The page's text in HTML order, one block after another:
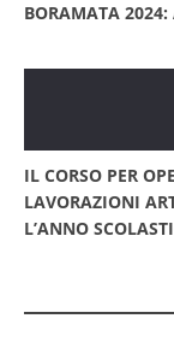
BORAMATA 2024:
IL CORSO PER
LAVORAZIONI
L’ANNO